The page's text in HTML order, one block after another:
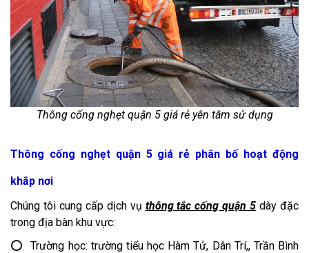
Thông cống nghẹt quận 5 giá rẻ yên tâm sử dụng
Thông cống nghẹt quận 5 giá rẻ phân bố hoạt động
khắp nơi
Chúng tôi cung cấp dịch vụ thông tắc cống quận 5 dày đặc
trong địa bàn khu vực:
⭕ Trường học: trường tiểu học Hàm Tử, Dân Trí,, Trần Bình